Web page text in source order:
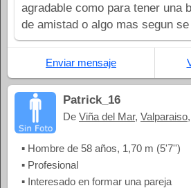
agradable como para tener una
de amistad o algo mas segun
Enviar mensaje
Patrick_16
De Viña del Mar, Valparaiso,
▪ Hombre de 58 años, 1,70 m (5'7'')
▪ Profesional
▪ Interesado en formar una pareja